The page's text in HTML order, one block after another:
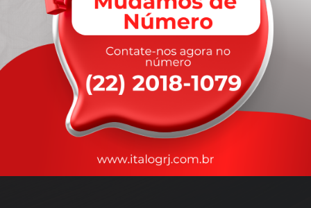
rapidez
que você precisa,
com a qualidade que vocêmerece.
Nossos motoristas são treinados para garantir a máxima
durante o transporte, com rastreamento em tempo real.